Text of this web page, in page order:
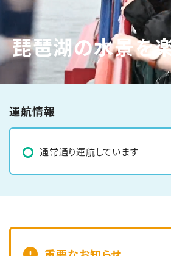
English 簡体中文 繁体
琵琶湖の水景を
運航情報
通常通り運航しています